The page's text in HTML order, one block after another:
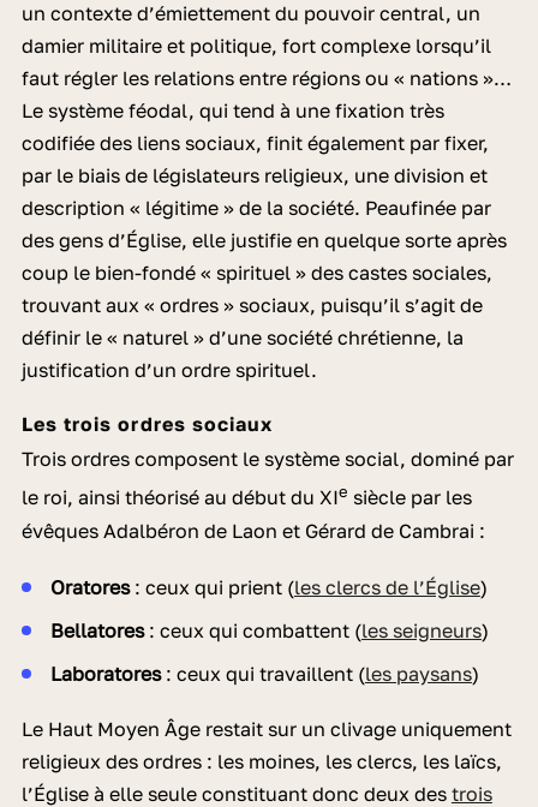
un contexte d’émiettement du pouvoir central, un
damier militaire et politique, fort complexe lorsqu’il
faut régler les relations entre régions ou « nations »…
Le système féodal, qui tend à une fixation très
codifiée des liens sociaux, finit également par fixer,
par le biais de législateurs religieux, une division et
description « légitime » de la société. Peaufinée par
des gens d’Église, elle justifie en quelque sorte après
coup le bien-fondé « spirituel » des castes sociales,
trouvant aux « ordres » sociaux, puisqu’il s’agit de
définir le « naturel » d’une société chrétienne, la
justification d’un ordre spirituel.
Les trois ordres sociaux
Trois ordres composent le système social, dominé par
le roi, ainsi théorisé au début du XIe siècle par les
évêques Adalbéron de Laon et Gérard de Cambrai :
Oratores: ceux qui prient (les clercs de l’Église)
Bellatores: ceux qui combattent (les seigneurs)
Laboratores: ceux qui travaillent (les paysans)
Le Haut Moyen Âge restait sur un clivage uniquement
religieux des ordres : les moines, les clercs, les laïcs,
l’Église à elle seule constituant donc deux des trois